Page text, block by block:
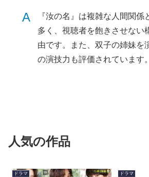
A
『汝の名』は複雑な人間関係
多く、視聴者を飽きさせない
由です。また、双子の姉妹を
の演技力も評価されています。
人気の作品
ドラマ ドラマ